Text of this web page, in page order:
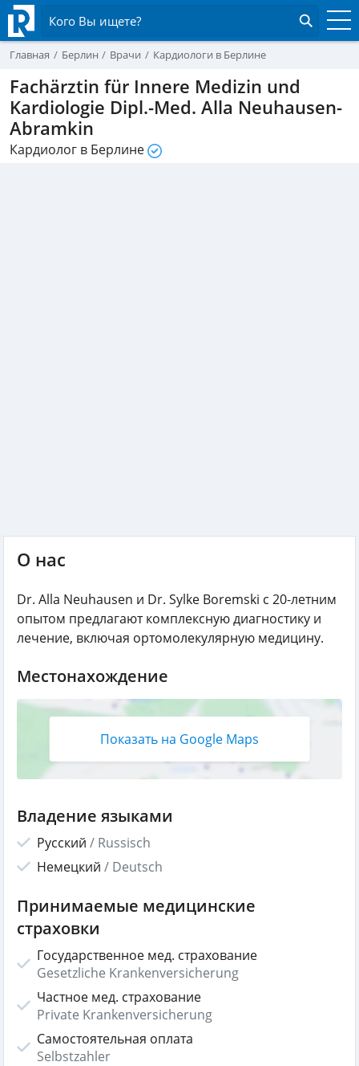
Кого Вы ищете?
Главная Берлин Врачи Кардиологи в Берлине
Fachärztin für Innere Medizin und
Kardiologie Dipl.-Med. Alla Neuhausen-
Abramkin
Кардиолог в Берлине
О нас
Dr. Alla Neuhausen и Dr. Sylke Boremski с 20-летним
опытом предлагают комплексную диагностику и
лечение, включая ортомолекулярную медицину.
Местонахождение
Показать на Google Maps
Владение языками
Русский / Russisch
Немецкий / Deutsch
Принимаемые медицинские
страховки
Государственное мед. страхование
Gesetzliche Krankenversicherung
Частное мед. страхование
Private Krankenversicherung
Самостоятельная оплата
Selbstzahler